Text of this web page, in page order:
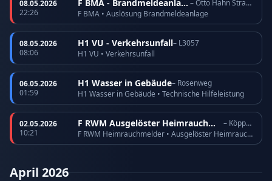
08.05.2026
22:26
F BMA - Brandmeldeanlage
– Otto Hahn Straße
F BMA • Auslösung Brandmeldeanlage
08.05.2026
08:06
H1 VU - Verkehrsunfall– L3057
H1 VU • Verkehrsunfall
06.05.2026
01:59
H1 Wasser in Gebäude– Rosenweg
H1 Wasser in Gebäude • Technische Hilfeleistung
02.05.2026
10:21
F RWM Ausgelöster Heimrauchmelder
– Köppern
F RWM Heimrauchmelder • Ausgelöster Heimrauchmelder
April 2026